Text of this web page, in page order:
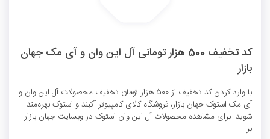
کد تخفیف 500 هزار تومانی آل این وان و آی مک جهان
بازار
با وارد کردن کد تخفیف از 500 هزار تومان تخفیف محصولات آل این وان و
آی مک استوک جهان بازار، فروشگاه کالای کامپیوتر آکبند و استوک بهره‌مند
شوید. برای مشاهده محصولات آل این وان استوک در وبسایت جهان بازار
بر ...